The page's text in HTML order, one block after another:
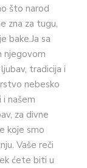
što narod
zna za tugu,
bake.Ja sa
njegovom
tradicija i
nebesko
i našem
za divne
koje smo
Vaše reči
ćete biti u